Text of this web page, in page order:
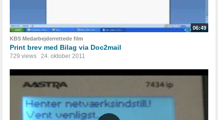
06:49
KBS Medarbejderrettede film
Print brev med Bilag via Doc2mail
729 views 24. oktober 2011